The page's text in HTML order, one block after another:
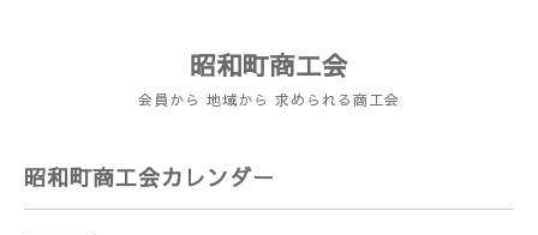
昭和町商工会
会員から 地域から 求められる商工会
昭和町商工会カレンダー